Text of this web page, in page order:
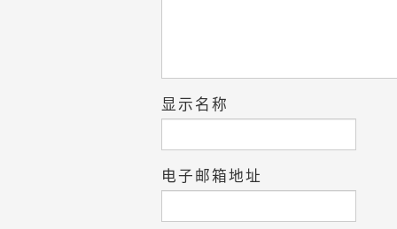
显示名称
电子邮箱地址